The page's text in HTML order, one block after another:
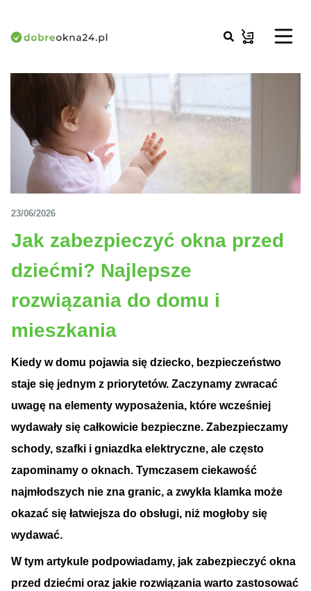
23/06/2026
Jak zabezpieczyć okna przed
dziećmi? Najlepsze
rozwiązania do domu i
mieszkania
Kiedy w domu pojawia się dziecko, bezpieczeństwo
staje się jednym z priorytetów. Zaczynamy zwracać
uwagę na elementy wyposażenia, które wcześniej
wydawały się całkowicie bezpieczne. Zabezpieczamy
schody, szafki i gniazdka elektryczne, ale często
zapominamy o oknach. Tymczasem ciekawość
najmłodszych nie zna granic, a zwykła klamka może
okazać się łatwiejsza do obsługi, niż mogłoby się
wydawać.
W tym artykule podpowiadamy, jak zabezpieczyć okna
przed dziećmi oraz jakie rozwiązania warto zastosować